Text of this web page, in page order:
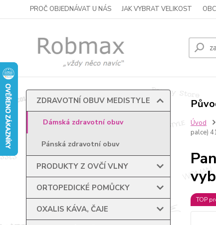
PROČ OBJEDNÁVAT U NÁS JAK VYBRAT VELIKOST
ZDRAVOTNÍ OBUV MEDISTYLE
Dámská zdravotní obuv
Pánská zdravotní obuv
PRODUKTY Z OVČÍ VLNY
ORTOPEDICKÉ POMŮCKY
OXALIS KÁVA, ČAJE
Úvod
palce)
TOP